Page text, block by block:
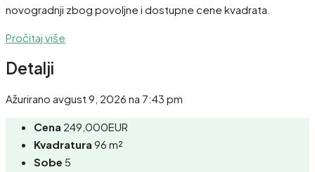
novogradnji zbog povoljne i dostupne cene kvadrata.
Pročitaj više
Detalji
Ažurirano avgust 9, 2026 na 7:43 pm
Cena 249,000EUR
Kvadratura 96 m²
Sobe 5